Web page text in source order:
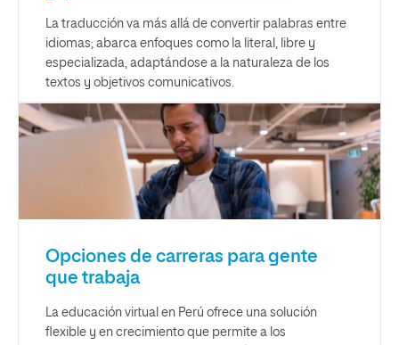
La traducción va más allá de convertir palabras entre
idiomas; abarca enfoques como la literal, libre y
especializada, adaptándose a la naturaleza de los
textos y objetivos comunicativos.
Opciones de carreras para gente
que trabaja
La educación virtual en Perú ofrece una solución
flexible y en crecimiento que permite a los